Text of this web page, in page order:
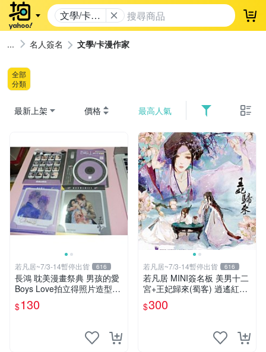
文學/卡漫
作家
登
名人簽名 文學/卡漫作家
全部
分類
最新上架 價格 最高人氣
若凡居~7/3-14暫停出貨 616
長鴻 耽美漫畫祭典 男孩的愛
Boys Love拍立得照片造型透
卡 第二彈 超值星期五的sex +
劇毒甜心
$130
若凡居~7/3-14暫停出貨 616
若凡居 MINI簽名板 美男十二
宮+王妃歸來(蜀客) 逍遙紅塵
&貓君笑豬&何何舞 親筆簽名
簽名板
$300